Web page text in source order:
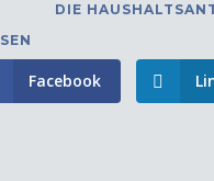
DIE
Facebook